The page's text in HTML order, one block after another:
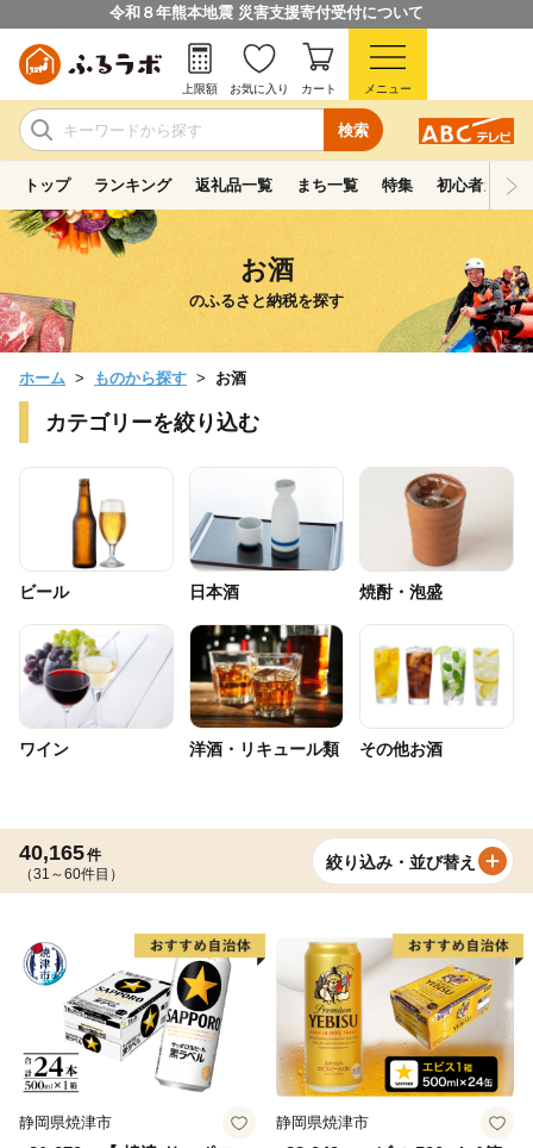
令和８年熊本地震 災害支援寄付受付について
検索
上限額 お気に入り カート メニュー
トップ ランキング 返礼品一覧 まち一覧 特集 初心者ガイド
お酒
のふるさと納税を探す
ホーム ものから探す お酒
カテゴリーを絞り込む
ビール 日本酒 焼酎・泡盛
ワイン 洋酒・リキュール類 その他お酒
40,165件
（31～60件目）
絞り込み・並び替え
静岡県焼津市 静岡県焼津市